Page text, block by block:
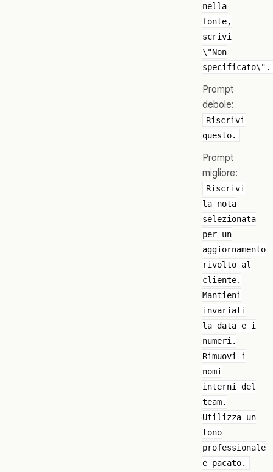
nella
fonte,
scrivi
\"Non
specificato\".
Prompt
debole:
Riscrivi
questo.
Prompt
migliore:
Riscrivi
la nota
selezionata
per un
aggiornamento
rivolto al
cliente.
Mantieni
invariati
la data e i
numeri.
Rimuovi i
nomi
interni del
team.
Utilizza un
tono
professionale
e pacato.